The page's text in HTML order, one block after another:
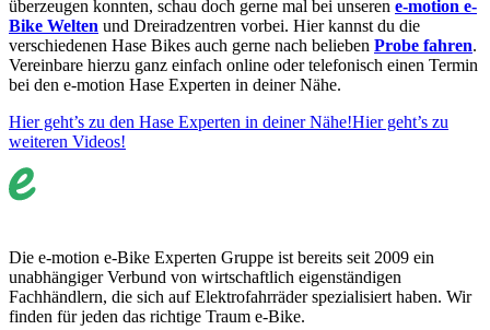
überzeugen konnten, schau doch gerne mal bei unseren e-motion e-
Bike Welten und Dreiradzentren vorbei. Hier kannst du die
verschiedenen Hase Bikes auch gerne nach belieben Probe fahren.
Vereinbare hierzu ganz einfach online oder telefonisch einen Termin
bei den e-motion Hase Experten in deiner Nähe.
Hier geht’s zu den Hase Experten in deiner Nähe!Hier geht’s zu
weiteren Videos!
Die e-motion e-Bike Experten Gruppe ist bereits seit 2009 ein
unabhängiger Verbund von wirtschaftlich eigenständigen
Fachhändlern, die sich auf Elektrofahrräder spezialisiert haben. Wir
finden für jeden das richtige Traum e-Bike.